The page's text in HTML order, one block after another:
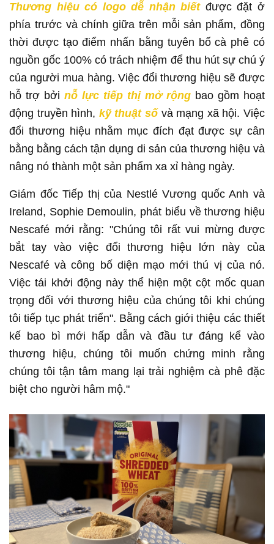
Thương hiệu có logo dễ nhận biếtđược đặt ở
phía trước và chính giữa trên mỗi sản phẩm, đồng
thời được tạo điểm nhấn bằng tuyên bố cà phê có
nguồn gốc 100% có trách nhiệm để thu hút sự chú ý
của người mua hàng. Việc đổi thương hiệu sẽ được
hỗ trợ bởi nỗ lực tiếp thị mở rộng bao gồm hoạt
động truyền hình, kỹ thuật số và mạng xã hội. Việc
đổi thương hiệu nhằm mục đích đạt được sự cân
bằng bằng cách tận dụng di sản của thương hiệu và
nâng nó thành một sản phẩm xa xỉ hàng ngày.
Giám đốc Tiếp thị của Nestlé Vương quốc Anh và
Ireland, Sophie Demoulin, phát biểu về thương hiệu
Nescafé mới rằng: "Chúng tôi rất vui mừng được
bắt tay vào việc đổi thương hiệu lớn này của
Nescafé và công bố diện mạo mới thú vị của nó.
Việc tái khởi động này thể hiện một cột mốc quan
trọng đối với thương hiệu của chúng tôi khi chúng
tôi tiếp tục phát triển". Bằng cách giới thiệu các thiết
kế bao bì mới hấp dẫn và đầu tư đáng kể vào
thương hiệu, chúng tôi muốn chứng minh rằng
chúng tôi tận tâm mang lại trải nghiệm cà phê đặc
biệt cho người hâm mộ."